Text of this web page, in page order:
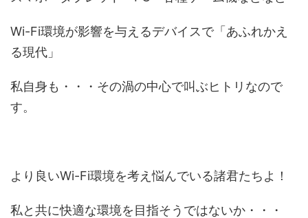
Wi-Fi環境が影響を与えるデバイスで「あふれかえ
る現代」
私自身も・・・その渦の中心で叫ぶヒトリなので
す。
より良いWi-Fi環境を考え悩んでいる諸君たちよ！
私と共に快適な環境を目指そうではないか・・・